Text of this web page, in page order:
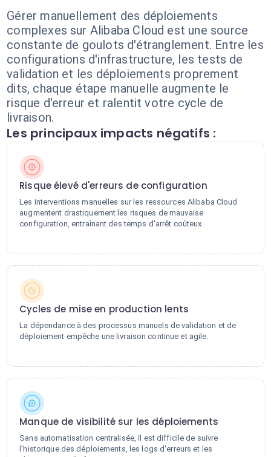
Gérer manuellement des déploiements
complexes sur Alibaba Cloud est une source
constante de goulots d'étranglement. Entre les
configurations d'infrastructure, les tests de
validation et les déploiements proprement
dits, chaque étape manuelle augmente le
risque d'erreur et ralentit votre cycle de
livraison.
Les principaux impacts négatifs :
Risque élevé d'erreurs de configuration
Les interventions manuelles sur les ressources Alibaba Cloud
augmentent drastiquement les risques de mauvaise
configuration, entraînant des temps d'arrêt coûteux.
Cycles de mise en production lents
La dépendance à des processus manuels de validation et de
déploiement empêche une livraison continue et agile.
Manque de visibilité sur les déploiements
Sans automatisation centralisée, il est difficile de suivre
l'historique des déploiements, les logs d'erreurs et les